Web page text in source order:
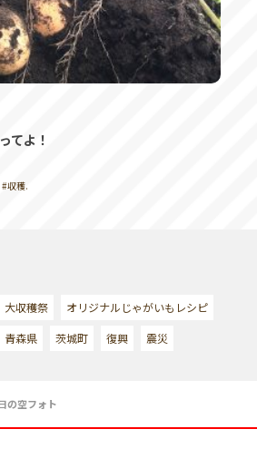
てよ！
#収穫.
大収穫祭
オリジナルじゃがいもレシピ
青森県 茨城町 復興 震災
の空フォト